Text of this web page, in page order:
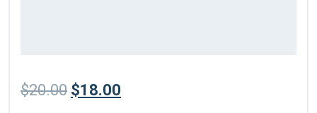
$20.00 $18.00